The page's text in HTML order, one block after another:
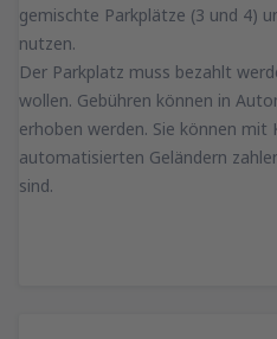
gemischte Parkplätze (3 und 4)
nutzen.
Der Parkplatz muss bezahlt
wollen. Gebühren können in
erhoben werden. Sie können mit
automatisierten Geländern
sind.